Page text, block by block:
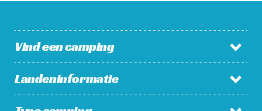
Vind een camping
Campings in Nederland
Campings in België
Landeninformatie